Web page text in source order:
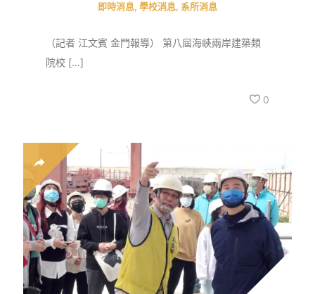
即時消息, 學校消息, 系所消息
（記者 江文賓 金門報導） 第八屆海峽兩岸建築類
院校 […]
0